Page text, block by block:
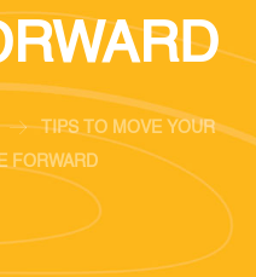
TIPS TO MOVE YOUR
FORWARD